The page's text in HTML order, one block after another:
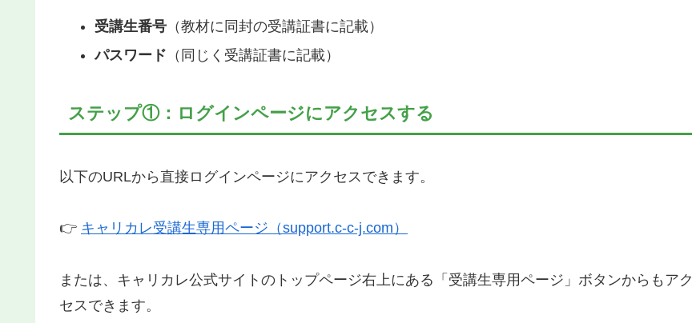
受講生番号（教材に同封の受講証書に記載）
パスワード （同じく受講証書に記載）
ステップ①：ログインページにアクセスする
以下のURLから直接ログインページにアクセスできます。
👉 キャリカレ受講生専用ページ（support.c-c-j.com）
または、キャリカレ公式サイトのトップページ右上にある「受講生専用ページ」ボタンからもアク
セスできます。